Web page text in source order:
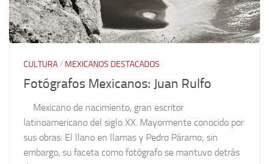
CULTURA/ MEXICANOS DESTACADOS
Fotógrafos Mexicanos: Juan Rulfo
Mexicano de nacimiento, gran escritor
latinoamericano del siglo XX. Mayormente conocido por
sus obras: El llano en llamas y Pedro Páramo; sin
embargo, su faceta como fotógrafo se mantuvo detrás